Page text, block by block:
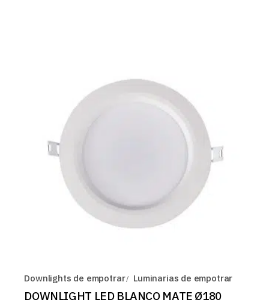
Downlights de empotrar Luminarias de empotrar
DOWNLIGHT LED BLANCO MATE Ø180